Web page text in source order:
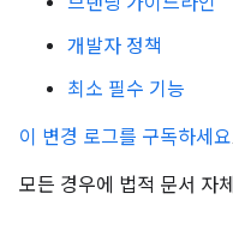
개발자 정책
최소 필수 기능
이 변경 로그를 구독하세요.
모든 경우에 법적 문서 자